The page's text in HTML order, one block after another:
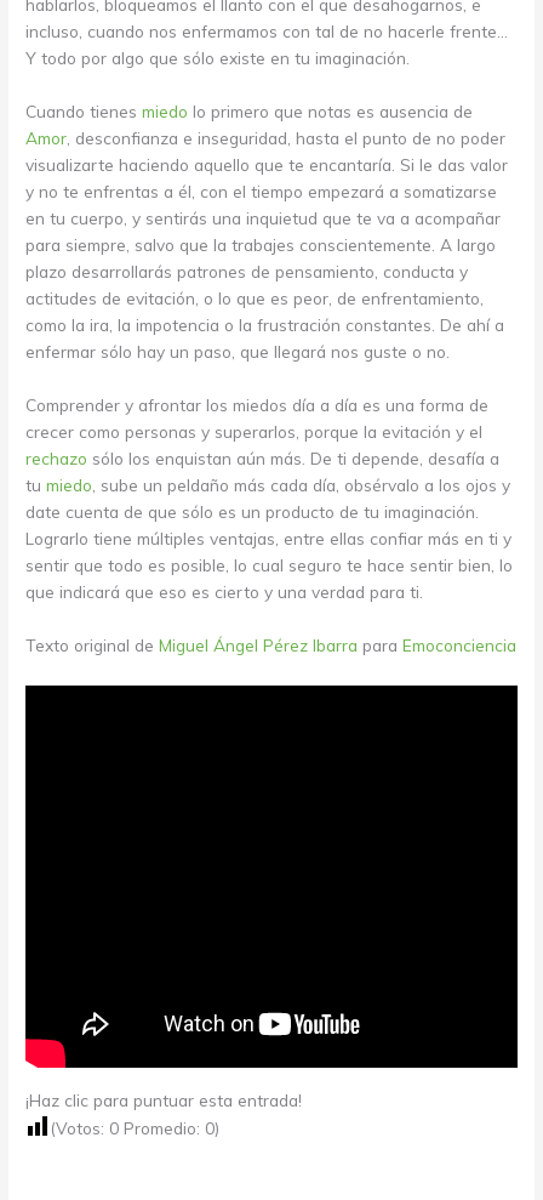
hablarlos, bloqueamos el llanto con el que desahogarnos, e
incluso, cuando nos enfermamos con tal de no hacerle frente…
Y todo por algo que sólo existe en tu imaginación.
Cuando tienesmiedo lo primero que notas es ausencia de
Amor , desconfianza e inseguridad, hasta el punto de no poder
visualizarte haciendo aquello que te encantaría. Si le das valor
y no te enfrentas a él, con el tiempo empezará a somatizarse
en tu cuerpo, y sentirás una inquietud que te va a acompañar
para siempre, salvo que la trabajes conscientemente. A largo
plazo desarrollarás patrones de pensamiento, conducta y
actitudes de evitación, o lo que es peor, de enfrentamiento,
como la ira, la impotencia o la frustración constantes. De ahí a
enfermar sólo hay un paso, que llegará nos guste o no.
Comprender y afrontar los miedos día a día es una forma de
crecer como personas y superarlos, porque la evitación y el
rechazo sólo los enquistan aún más. De ti depende, desafía a
tumiedo , sube un peldaño más cada día, obsérvalo a los ojos y
date cuenta de que sólo es un producto de tu imaginación.
Lograrlo tiene múltiples ventajas, entre ellas confiar más en ti y
sentir que todo es posible, lo cual seguro te hace sentir bien, lo
que indicará que eso es cierto y una verdad para ti.
Texto original deMiguel Ángel Pérez Ibarra paraEmoconciencia
¡Haz clic para puntuar esta entrada!
(Votos: 0 Promedio: 0)